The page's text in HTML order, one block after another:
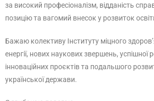
за високий професіоналізм, відданість
позицію та вагомий внесок у розвиток
Бажаю колективу Інституту міцного
енергії, нових наукових звершень, успішної
інноваційних проєктів та подальшого
української держави.